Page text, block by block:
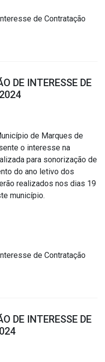
de Contratação
DE INTERESSE DE
de Marques de
o interesse na
para sonorização de
do ano letivo dos
realizados nos dias 19
município.
de Contratação
DE INTERESSE DE